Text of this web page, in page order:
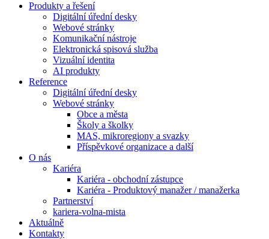
Produkty a řešení
Digitální úřední desky
Webové stránky
Komunikační nástroje
Elektronická spisová služba
Vizuální identita
AI produkty
Reference
Digitální úřední desky
Webové stránky
Obce a města
Školy a školky
MAS, mikroregiony a svazky
Příspěvkové organizace a další
O nás
Kariéra
Kariéra - obchodní zástupce
Kariéra - Produktový manažer / manažerka
Partnerství
kariera-volna-mista
Aktuálně
Kontakty